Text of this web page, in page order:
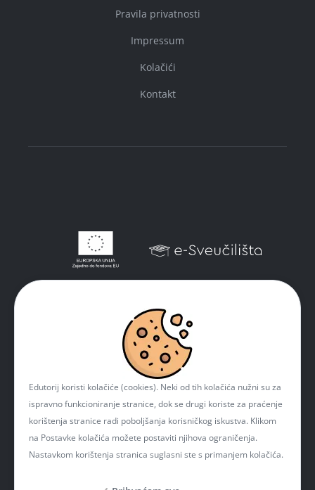
Pravila privatnosti
Impressum
Kolačići
Kontakt
Edutorij koristi kolačiće (cookies). Neki od tih kolačića nužni su za
ispravno funkcioniranje stranice, dok se drugi koriste za praćenje
korištenja stranice radi poboljšanja korisničkog iskustva. Klikom
na Postavke kolačića možete postaviti njihova ograničenja.
Nastavkom korištenja stranica suglasni ste s primanjem kolačića.